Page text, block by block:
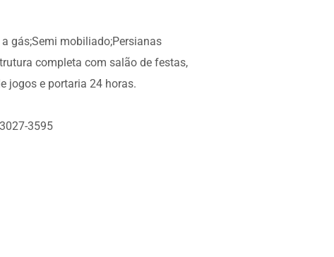
gás;Semi mobiliado;Persianas
completa com salão de festas,
jogos e portaria 24 horas.
3595